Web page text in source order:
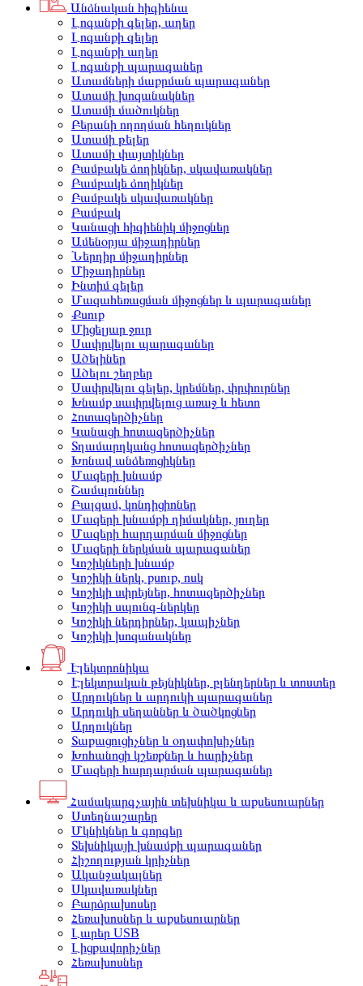
Անձնական հիգիենա
Լոգանքի գելեր, աղեր
Լոգանքի գելեր
Լոգանքի աղեր
Լոգանքի պարագաներ
Ատամների մաքրման պարագաներ
Ատամի խոզանակներ
Ատամի մածուկներ
Բերանի ողողման հեղուկներ
Ատամի թելեր
Ատամի փայտիկներ
Բամբակե ձողիկներ, սկավառակներ
Բամբակե ձողիկներ
Բամբակե սկավառակներ
Բամբակ
Կանացի հիգիենիկ միջոցներ
Ամենօրյա միջադիրներ
Ներդիր միջադիրներ
Միջադիրներ
Ինտիմ գելեր
Մազահեռացման միջոցներ և պարագաներ
Քսուք
Միցելյար ջուր
Սափրվելու պարագաներ
Ածելիներ
Ածելու շեղբեր
Սափրվելու գելեր, կրեմներ, փրփուրներ
Խնամք սափրվելուց առաջ և հետո
Հոտազերծիչներ
Կանացի հոտազերծիչներ
Տղամարդկանց հոտազերծիչներ
Խոնավ անձեռոցիկներ
Մազերի խնամք
Շամպուններ
Բալզամ, կոնդիցիոներ
Մազերի խնամքի դիմակներ, յուղեր
Մազերի հարդարման միջոցներ
Մազերի ներկման պարագաներ
Կոշիկների խնամք
Կոշիկի ներկ, քսուք, ոսկ
Կոշիկի սփրեյներ, հոտազերծիչներ
Կոշիկի սպունգ-ներկեր
Կոշիկի ներդիրներ, կապիչներ
Կոշիկի խոզանակներ
Էլեկտրոնիկա
Էլեկտրական թեյնիկներ, բլենդերներ և տոստեր
Արդուկներ և արդուկի պարագաներ
Արդուկի սեղաններ և ծածկոցներ
Արդուկներ
Տաքացուցիչներ և օդափոխիչներ
Խոհանոցի կշեռքներ և հարիչներ
Մազերի հարդարման պարագաներ
Համակարգչային տեխնիկա և աքսեսուարներ
Ստեղնաշարեր
Մկնիկներ և գորգեր
Տեխնիկայի խնամքի պարագաներ
Հիշողության կրիչներ
Ականջակալներ
Սկավառակներ
Բարձրախոսեր
Հեռախոսներ և աքսեսուարներ
Լարեր USB
Լիցքավորիչներ
Հեռախոսներ